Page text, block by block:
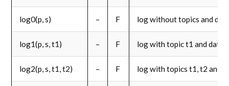
log0(p, s) – F log without topics and
log1(p, s, t1) – F log with topic t1 and data
log2(p, s, t1, t2) – F log with topics t1, t2 and